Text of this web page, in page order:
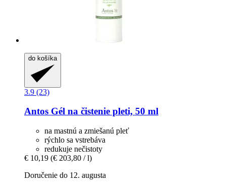
do košíka
3.9 (23)
Antos Gél na čistenie pleti, 50 ml
na mastnú a zmiešanú pleť
rýchlo sa vstrebáva
redukuje nečistoty
€ 10,19 (€ 203,80 / l)
Doručenie do 12. augusta